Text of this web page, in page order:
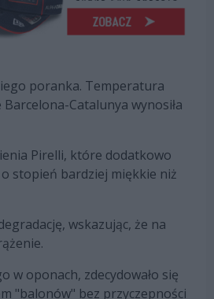
poranka. Temperatura
Catalunya wynosiła
Pirelli, które dodatkowo
stopień bardziej miękkie niż
wskazując, że na
w oponach, zdecydowało się
"balonów" bez przyczepności